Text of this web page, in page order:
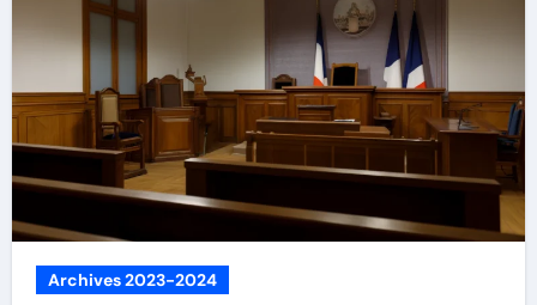
Archives 2023-2024